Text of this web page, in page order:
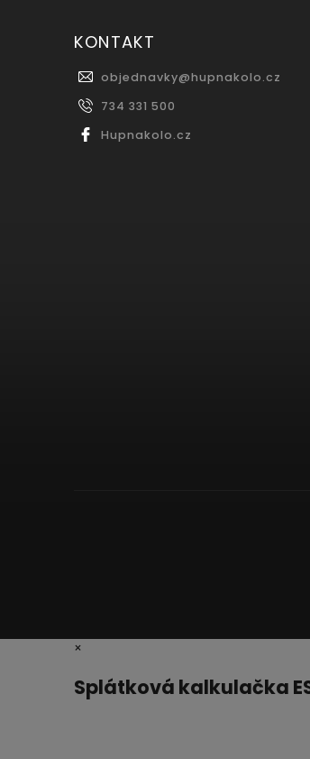
KONTAKT
objednavky@hupnakolo.cz
734 331 500
Hupnakolo.cz
×
Splátková kalkulačka